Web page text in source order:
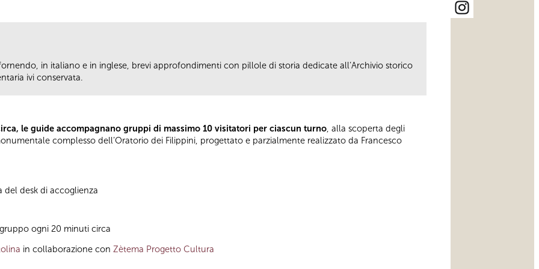
in italiano e in inglese, brevi approfondimenti con pillole di storia dedicate all’Archivio storico
ivi conservata.
le guide accompagnano gruppi di massimo 10 visitatori per ciascun turno , alla scoperta degli
complesso dell’Oratorio dei Filippini, progettato e parzialmente realizzato da Francesco
del desk di accoglienza
ogni 20 minuti circa
in collaborazione con Zètema Progetto Cultura